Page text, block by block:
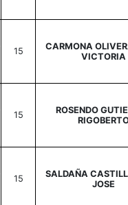
15
CARMONA
VICTORIA
15
ROSENDO
15
SALDAÑA
JOSE